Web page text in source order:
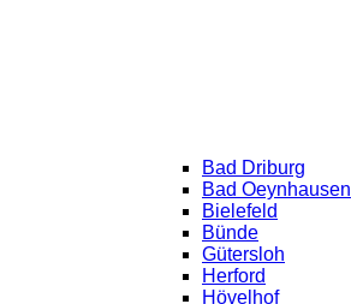
Bad Driburg
Bad Oeynhausen
Bielefeld
Bünde
Gütersloh
Herford
Hövelhof